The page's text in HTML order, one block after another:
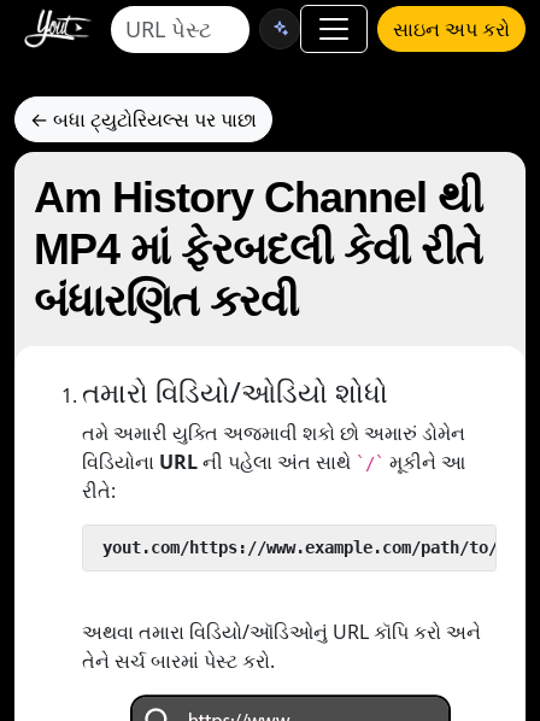
સાઇન અપ કરો
← બધા ટ્યુટોરિયલ્સ પર પાછા
Am History Channel થી
MP4 માં ફેરબદલી કેવી રીતે
બંધારણિત કરવી
તમારો વિડિયો/ઓડિયો શોધો
તમે અમારી યુક્તિ અજમાવી શકો છો અમારું ડોમેન
વિડિયોના URLની પહેલા અંત સાથે `/` મૂકીને આ
રીતે:
yout.com/https://www.example.com/path/to/
અથવા તમારા વિડિયો/ઑડિઓનું URL કૉપિ કરો અને
તેને સર્ચ બારમાં પેસ્ટ કરો.